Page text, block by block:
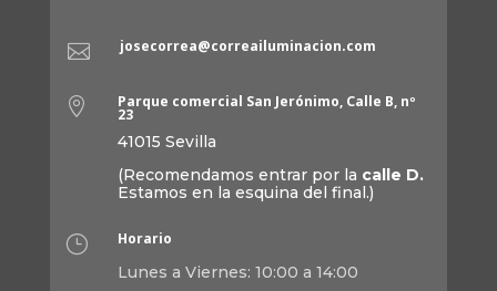
 josecorrea@correailuminacion.com
 Parque comercial San Jerónimo, Calle B, nº
23
41015 Sevilla
(Recomendamos entrar por la calle D.
Estamos en la esquina del final.)
} Horario
Lunes a Viernes: 10:00 a 14:00